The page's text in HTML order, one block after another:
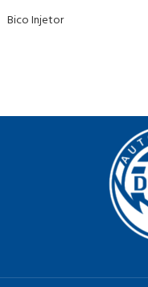
Bico Injetor